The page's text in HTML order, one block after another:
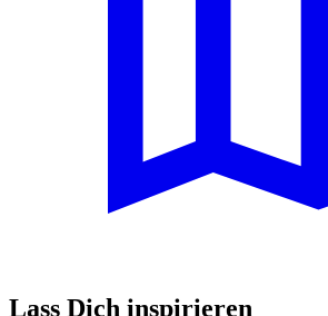
Lass Dich inspirieren